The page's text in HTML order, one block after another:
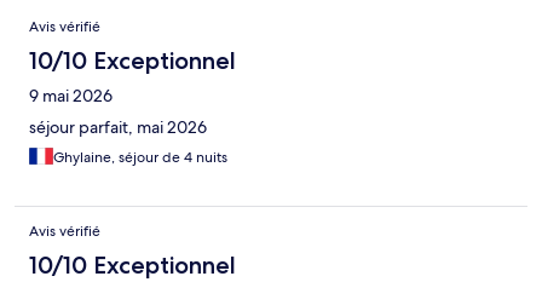
Avis
Avis vérifié
10/10 Exceptionnel
9 mai 2026
séjour parfait, mai 2026
Ghylaine, séjour de 4 nuits
Avis vérifié
10/10 Exceptionnel